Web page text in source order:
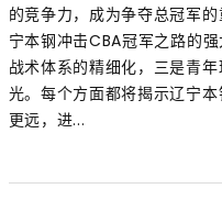
的竞争力，成为争夺总冠军
宁本钢冲击CBA冠军之路的
战术体系的精细化，三是青
光。每个方面都将揭示辽宁
更远，进...